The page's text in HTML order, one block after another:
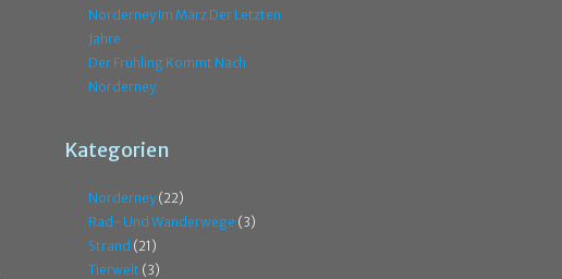
Norderney Im März Der Letzten
Jahre
Der Frühling Kommt Nach
Norderney
Kategorien
Norderney(22)
Rad- Und Wanderwege (3)
Strand (21)
Tierwelt (3)